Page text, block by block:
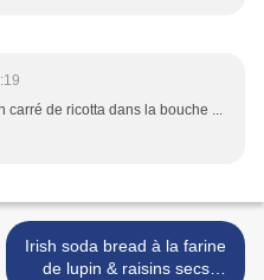
carré de ricotta dans la bouche ...
Irish soda bread à la farine
de lupin & raisins secs